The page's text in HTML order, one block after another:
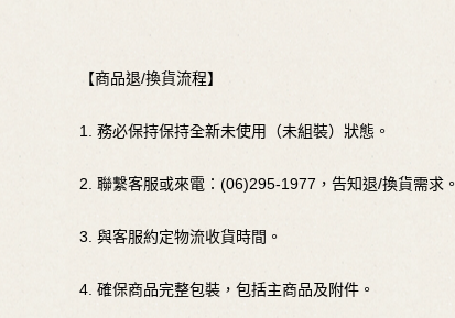
【商品退/換貨流程】
1. 務必保持保持全新未使用（未組裝）狀態。
2. 聯繫客服或來電：(06)295-1977，告知退/換貨需求。
3. 與客服約定物流收貨時間。
4. 確保商品完整包裝，包括主商品及附件。